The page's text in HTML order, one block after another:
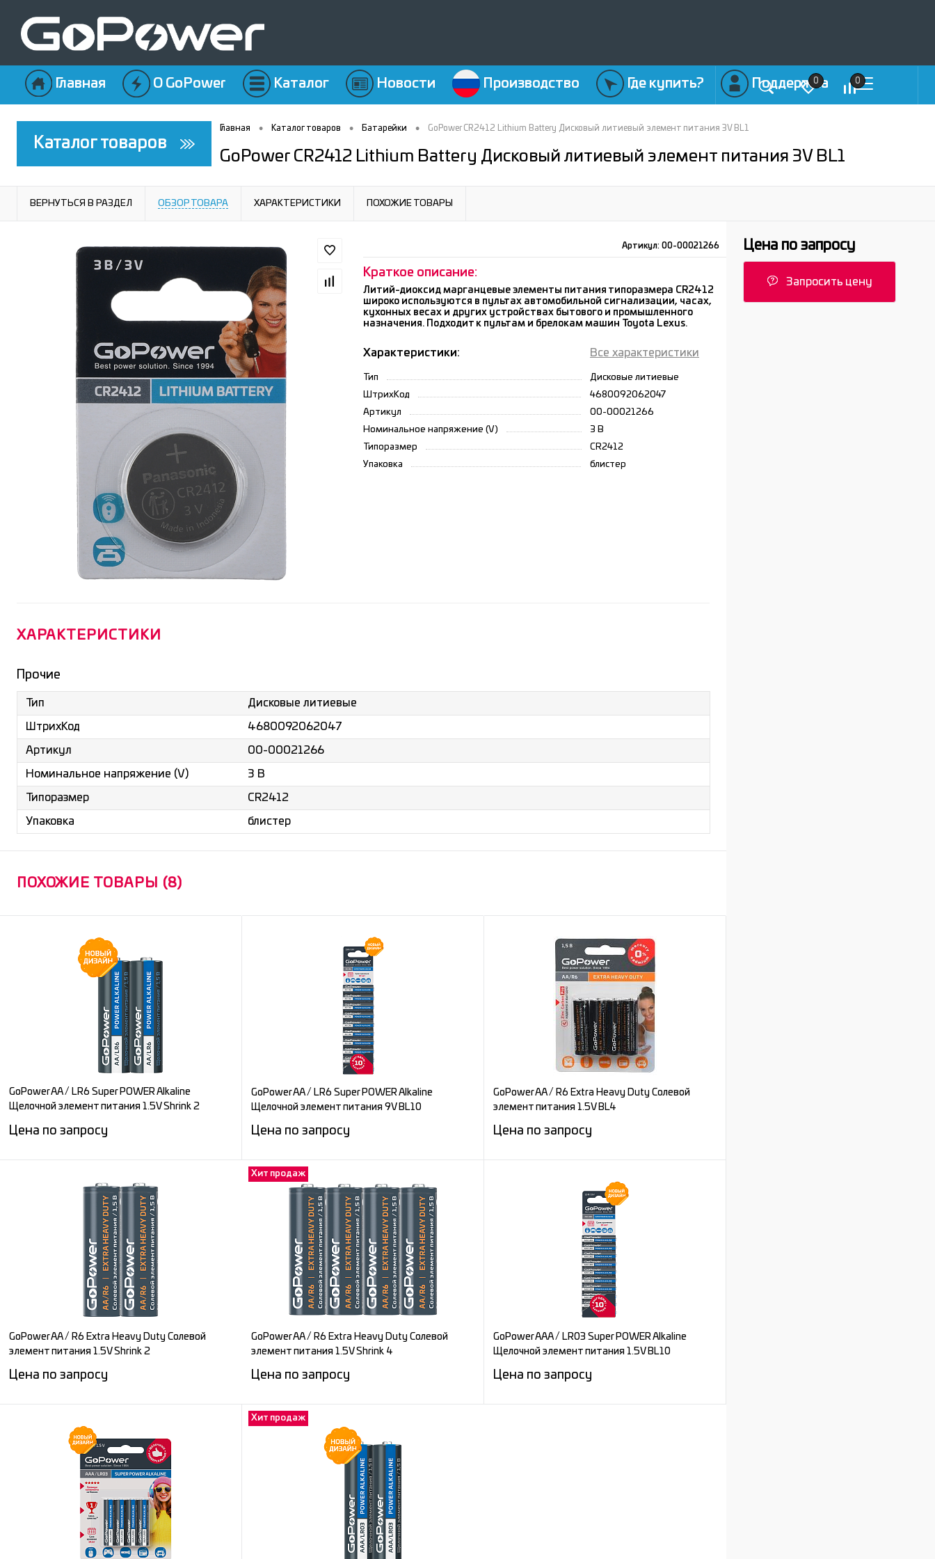
Главная О GoPower Каталог Новости Производство Где купить? Поддержка
0 0
Каталог товаров
Главная • Каталог товаров • Батарейки • GoPower CR2412 Lithium Battery Дисковый литиевый элемент питания 3V BL1
GoPower CR2412 Lithium Battery Дисковый литиевый элемент питания 3V BL1
ВЕРНУТЬСЯ В РАЗДЕЛ ОБЗОР ТОВАРА ХАРАКТЕРИСТИКИ ПОХОЖИЕ ТОВАРЫ
Артикул: 00-00021266
Краткое описание:
Литий-диоксид марганцевые элементы питания типоразмера CR2412
широко используются в пультах автомобильной сигнализации, часах,
кухонных весах и других устройствах бытового и промышленного
назначения. Подходит к пультам и брелокам машин Toyota Lexus.
Характеристики: Все характеристики
Тип
Дисковые литиевые
ШтрихКод
4680092062047
Артикул
00-00021266
Номинальное напряжение (V)
3 В
Типоразмер
CR2412
Упаковка
блистер
ХАРАКТЕРИСТИКИ
Прочие
Тип Дисковые литиевые
ШтрихКод 4680092062047
Артикул 00-00021266
Номинальное напряжение (V) 3 В
Типоразмер CR2412
Упаковка блистер
ПОХОЖИЕ ТОВАРЫ (8)
GoPower AA / LR6 Super POWER Alkaline
Щелочной элемент питания 1.5V Shrink 2
Цена по запросу
Запросить цену
Под заказ
GoPower AA / LR6 Super POWER Alkaline
Щелочной элемент питания 9V BL10
Цена по запросу
Запросить цену
Сравнение
В избранное Под заказ
GoPower AA / R6 Extra Heavy Duty Солевой
элемент питания 1.5V BL4
Цена по запросу
Запросить цену
GoPower AA / R6 Extra Heavy Duty Солевой
элемент питания 1.5V Shrink 2
Цена по запросу
Запросить цену
В избранное Под заказ
Хит продаж
GoPower AA / R6 Extra Heavy Duty Солевой
элемент питания 1.5V Shrink 4
Цена по запросу
Запросить цену
Под заказ
GoPower AAA / LR03 Super POWER Alkaline
Щелочной элемент питания 1.5V BL10
Цена по запросу
Хит продаж
Цена по запросу
Запросить цену